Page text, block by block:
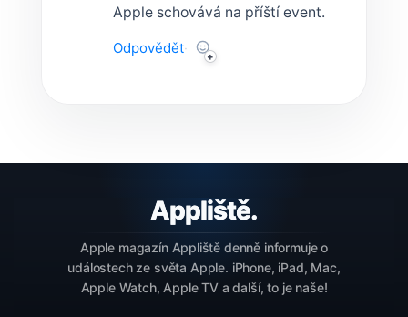
Apple schovává na příští event.
Odpovědět·
Apple magazín Appliště denně informuje o
událostech ze světa Apple. iPhone, iPad, Mac,
Apple Watch, Apple TV a další, to je naše!